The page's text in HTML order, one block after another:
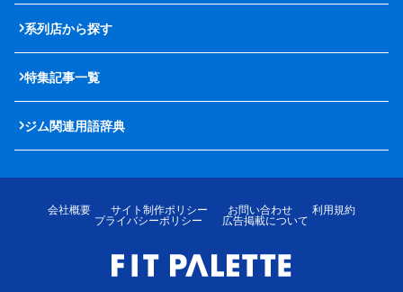
系列店から探す
特集記事一覧
ジム関連用語辞典
会社概要 サイト制作ポリシー お問い合わせ
利用規約
プライバシーポリシー
広告掲載について